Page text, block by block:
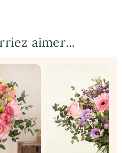
aimer...